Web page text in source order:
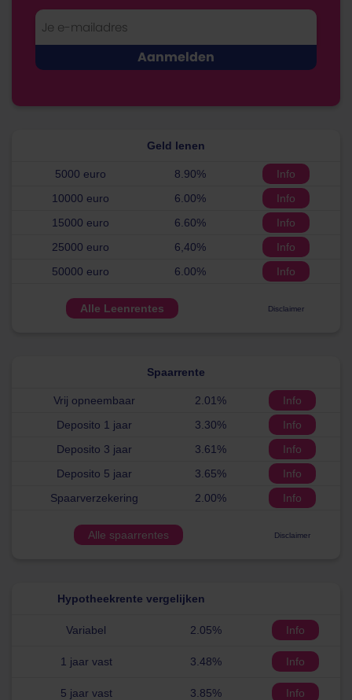
Geld lenen
5000 euro 8.90%
Info
10000 euro
6.00%
Info
15000 euro
6.60%
Info
25000 euro
6,40%
Info
50000 euro
6.00% Info
Alle Leenrentes Disclaimer
Spaarrente
Vrij opneembaar 2.01%
Info
Deposito 1 jaar
3.30%
Info
Deposito 3 jaar
3.61%
Info
Deposito 5 jaar
3.65%
Info
Spaarverzekering
2.00% Info
Alle spaarrentes Disclaimer
Hypotheekrente vergelijken
Variabel 2.05% Info
1 jaar vast 3.48% Info
5 jaar vast 3.85% Info